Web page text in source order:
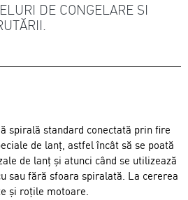
DE CONGELARE SI
spirală standard conectată prin fire
de lanț, astfel încât să se poată
de lanț și atunci când se utilizează
sau fără sfoara spiralată. La cererea
și roțile motoare.